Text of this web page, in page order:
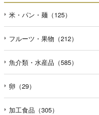
米・パン・麺（125）
フルーツ・果物（212）
魚介類・水産品（585）
卵（29）
加工食品（305）